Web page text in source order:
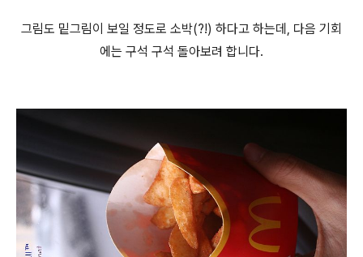
그림도 밑그림이 보일 정도로 소박(?!) 하다고 하는데, 다음 기회
에는 구석 구석 돌아보려 합니다.